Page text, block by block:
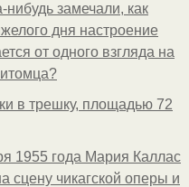
нибудь замечали, как
дня настроение
от одного взгляда на
в трешку, площадью 72
1955 года Мария Каллас
сцену чикагской оперы и